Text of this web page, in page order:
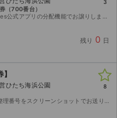
（700番台）
年は入場確認時にチケット画面へアニメーションが表示されるため、スクリーンショットでは入...
残り 0 日
3
ひたち海浜公園
がありましたら購入前にコメントください。購入後のご要望はお受けできません。分配でのお譲りは不可と...
8